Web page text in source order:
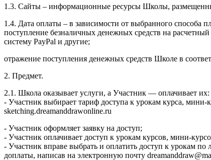
1.3. Сайты – информационные ресурсы Школы,
1.4. Дата оплаты – в зависимости от выбранного способа
поступление безналичных денежных средств на
систему PayPal и другие;
отражение поступления денежных средств Школе в
2. Предмет.
2.1. Школа оказывает услуги, а Участник — оплачивает их:
- Участник выбирает тариф доступа к урокам курса,
sketching.dreamanddrawonline.ru
- Участник оформляет заявку на доступ;
- Участник оплачивает доступ к урокам курсов, мини-
- Участник вправе выбрать и оплатить доступ к урокам
доплаты, написав на электронную почту